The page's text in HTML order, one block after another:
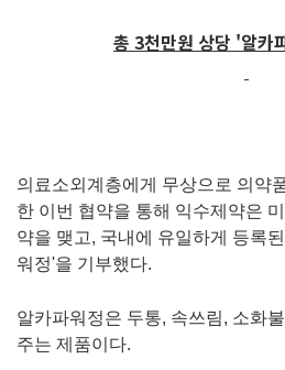
총 3천만원 상당 '알
의료소외계층에게 무상으로 의약
한 이번 협약을 통해 익수제약은
약을 맺고, 국내에 유일하게 등록
워정'을 기부했다.
알카파워정은 두통, 속쓰림, 소화
주는 제품이다.